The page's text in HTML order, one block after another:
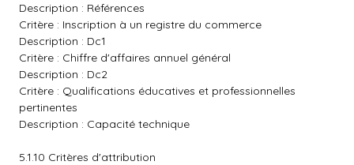
Description : Références
Critère : Inscription à un registre du commerce
Description : Dc1
Critère : Chiffre d'affaires annuel général
Description : Dc2
Critère : Qualifications éducatives et professionnelles
pertinentes
Description : Capacité technique
5.1.10 Critères d'attribution